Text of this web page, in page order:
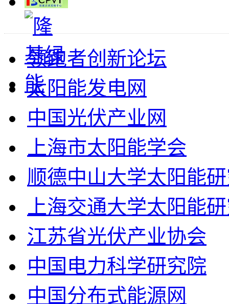
领跑者创新论坛
太阳能发电网
中国光伏产业网
上海市太阳能学会
顺德中山大学太阳能
上海交通大学太阳能
江苏省光伏产业协会
中国电力科学研究院
中国分布式能源网